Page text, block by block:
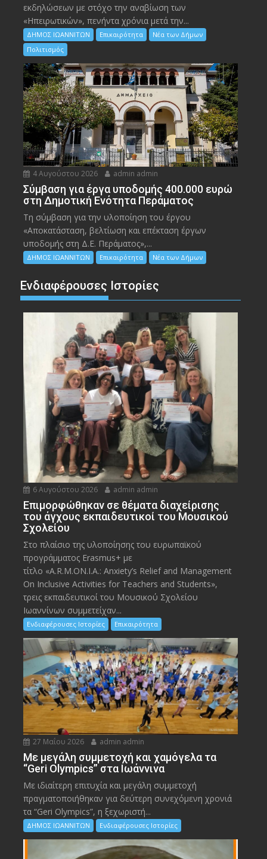
εκδηλώσεων με στόχο την αναβίωση των
«Ηπειρωτικών», πενήντα χρόνια μετά την...
ΔΗΜΟΣ ΙΩΑΝΝΙΤΩΝ Επικαιρότητα
Νέα των Δήμων
Πολιτισμός
4 Αυγούστου 2026 admin admin
Σύμβαση για έργα υποδομής 400.000 ευρώ
στη Δημοτική Ενότητα Περάματος
Τη σύμβαση για την υλοποίηση του έργου
«Αποκατάσταση, βελτίωση και επέκταση έργων
υποδομής στη Δ.Ε. Περάματος»,...
ΔΗΜΟΣ ΙΩΑΝΝΙΤΩΝ Επικαιρότητα Νέα των Δήμων
Ενδιαφέρουσες Ιστορίες
6 Αυγούστου 2026 admin admin
Eπιμορφώθηκαν σε θέματα διαχείρισης
του άγχους εκπαιδευτικοί του Μουσικού
Σχολείου
Στο πλαίσιο της υλοποίησης του ευρωπαϊκού
προγράμματος Erasmus+ με
τίτλο «A.R.M.ON.I.A.: Anxiety’s Relief and Management
On Inclusive Activities for Teachers and Students»,
τρεις εκπαιδευτικοί του Μουσικού Σχολείου
Ιωαννίνων συμμετείχαν...
Ενδιαφέρουσες Ιστορίες Επικαιρότητα
27 Μαΐου 2026 admin admin
Με μεγάλη συμμετοχή και χαμόγελα τα
“Geri Olympics” στα Ιωάννινα
Με ιδιαίτερη επιτυχία και μεγάλη συμμετοχή
πραγματοποιήθηκαν για δεύτερη συνεχόμενη χρονιά
τα “Geri Olympics”, η ξεχωριστή...
ΔΗΜΟΣ ΙΩΑΝΝΙΤΩΝ Ενδιαφέρουσες Ιστορίες